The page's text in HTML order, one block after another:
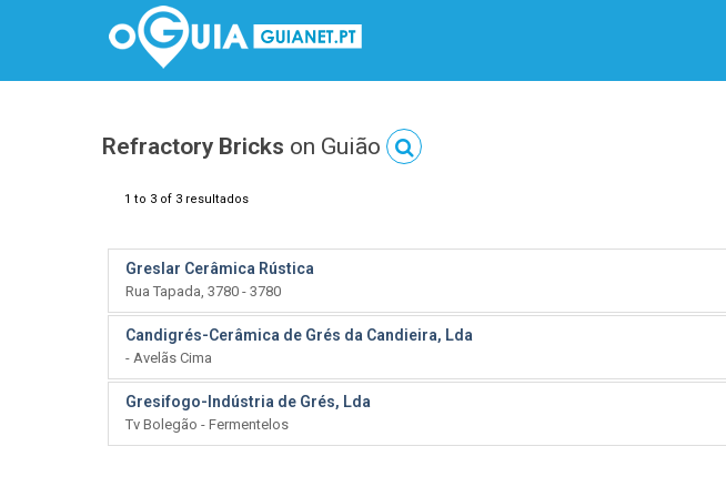
Refractory Bricks on Guião
1 to 3 of 3 resultados
Greslar Cerâmica Rústica
Rua Tapada, 3780 - 3780
Candigrés-Cerâmica de Grés da Candieira, Lda
- Avelãs Cima
Gresifogo-Indústria de Grés, Lda
Tv Bolegão - Fermentelos